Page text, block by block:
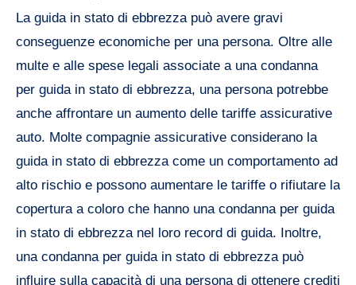
La guida in stato di ebbrezza può avere gravi
conseguenze economiche per una persona. Oltre alle
multe e alle spese legali associate a una condanna
per guida in stato di ebbrezza, una persona potrebbe
anche affrontare un aumento delle tariffe assicurative
auto. Molte compagnie assicurative considerano la
guida in stato di ebbrezza come un comportamento ad
alto rischio e possono aumentare le tariffe o rifiutare la
copertura a coloro che hanno una condanna per guida
in stato di ebbrezza nel loro record di guida. Inoltre,
una condanna per guida in stato di ebbrezza può
influire sulla capacità di una persona di ottenere crediti